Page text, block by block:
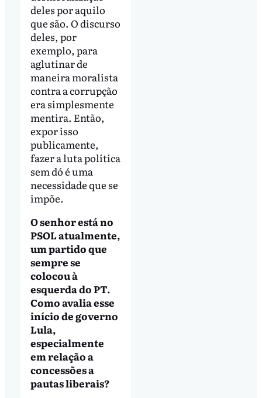
deles por aquilo
que são. O discurso
deles, por
exemplo, para
aglutinar de
maneira moralista
contra a corrupção
era simplesmente
mentira. Então,
expor isso
publicamente,
fazer a luta política
sem dó é uma
necessidade que se
impõe.
O senhor está no
PSOL atualmente,
um partido que
sempre se
colocou à
esquerda do PT.
Como avalia esse
início de governo
Lula,
especialmente
em relação a
concessões a
pautas liberais?